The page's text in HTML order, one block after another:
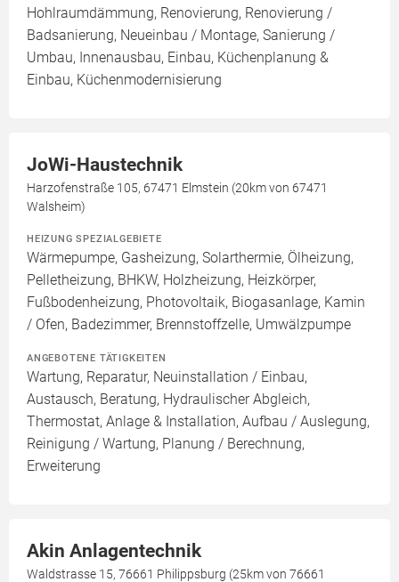
Hohlraumdämmung, Renovierung, Renovierung /
Badsanierung, Neueinbau / Montage, Sanierung /
Umbau, Innenausbau, Einbau, Küchenplanung &
Einbau, Küchenmodernisierung
JoWi-Haustechnik
Harzofenstraße 105, 67471 Elmstein (20km von 67471
Walsheim)
HEIZUNG SPEZIALGEBIETE
Wärmepumpe, Gasheizung, Solarthermie, Ölheizung,
Pelletheizung, BHKW, Holzheizung, Heizkörper,
Fußbodenheizung, Photovoltaik, Biogasanlage, Kamin
/ Ofen, Badezimmer, Brennstoffzelle, Umwälzpumpe
ANGEBOTENE TÄTIGKEITEN
Wartung, Reparatur, Neuinstallation / Einbau,
Austausch, Beratung, Hydraulischer Abgleich,
Thermostat, Anlage & Installation, Aufbau / Auslegung,
Reinigung / Wartung, Planung / Berechnung,
Erweiterung
Akin Anlagentechnik
Waldstrasse 15, 76661 Philippsburg (25km von 76661